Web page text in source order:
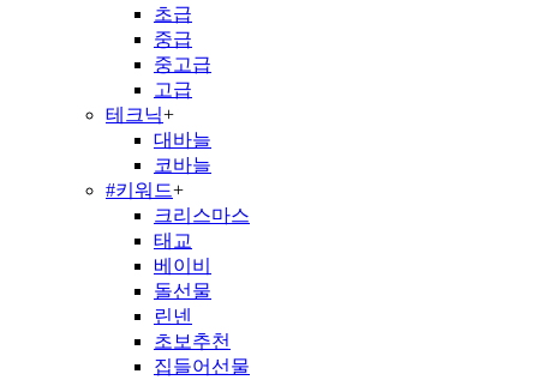
초급
중급
중고급
고급
테크닉+
대바늘
코바늘
#키워드+
크리스마스
태교
베이비
돌선물
린넨
초보추천
집들어선물